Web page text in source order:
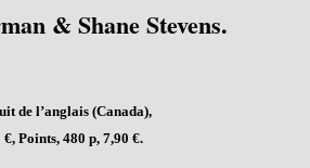
& Shane Stevens.
de l’anglais (Canada),
Points, 480 p, 7,90 €.